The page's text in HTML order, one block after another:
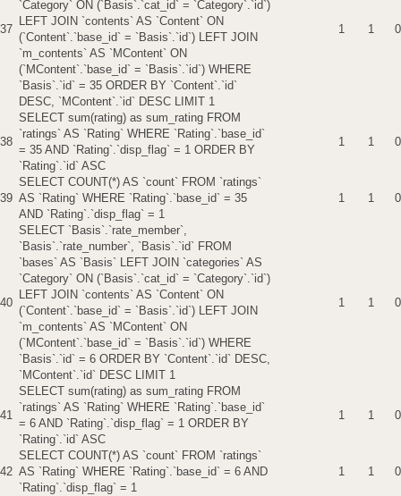
37
`Category` ON (`Basis`.`cat_id` = `Category`.`id`)
LEFT JOIN `contents` AS `Content` ON
(`Content`.`base_id` = `Basis`.`id`) LEFT JOIN
`m_contents` AS `MContent` ON
(`MContent`.`base_id` = `Basis`.`id`) WHERE
`Basis`.`id` = 35 ORDER BY `Content`.`id`
DESC, `MContent`.`id` DESC LIMIT 1
1 1 0
38
SELECT sum(rating) as sum_rating FROM
`ratings` AS `Rating` WHERE `Rating`.`base_id`
= 35 AND `Rating`.`disp_flag` = 1 ORDER BY
`Rating`.`id` ASC
1 1 0
39
SELECT COUNT(*) AS `count` FROM `ratings`
AS `Rating` WHERE `Rating`.`base_id` = 35
AND `Rating`.`disp_flag` = 1
1 1 0
40
SELECT `Basis`.`rate_member`,
`Basis`.`rate_number`, `Basis`.`id` FROM
`bases` AS `Basis` LEFT JOIN `categories` AS
`Category` ON (`Basis`.`cat_id` = `Category`.`id`)
LEFT JOIN `contents` AS `Content` ON
(`Content`.`base_id` = `Basis`.`id`) LEFT JOIN
`m_contents` AS `MContent` ON
(`MContent`.`base_id` = `Basis`.`id`) WHERE
`Basis`.`id` = 6 ORDER BY `Content`.`id` DESC,
`MContent`.`id` DESC LIMIT 1
1 1 0
41
SELECT sum(rating) as sum_rating FROM
`ratings` AS `Rating` WHERE `Rating`.`base_id`
= 6 AND `Rating`.`disp_flag` = 1 ORDER BY
`Rating`.`id` ASC
1 1 0
42
SELECT COUNT(*) AS `count` FROM `ratings`
AS `Rating` WHERE `Rating`.`base_id` = 6 AND
`Rating`.`disp_flag` = 1
1 1 0